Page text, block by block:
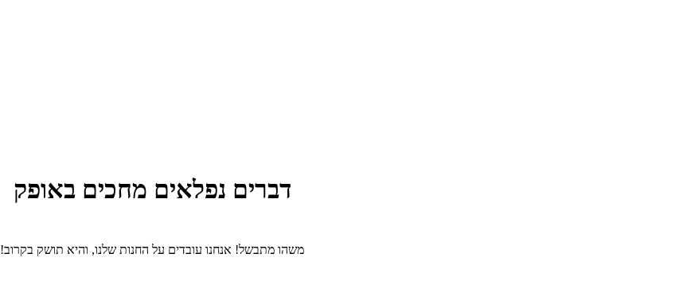
דברים נפלאים מחכים באופק
משהו מתבשל! אנחנו עובדים על החנות שלנו, והיא תושק בקרוב!